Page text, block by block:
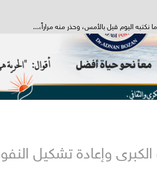
اليوم قيل بالأمس، وحذر منه مراراً،...
وإعادة تشكيل